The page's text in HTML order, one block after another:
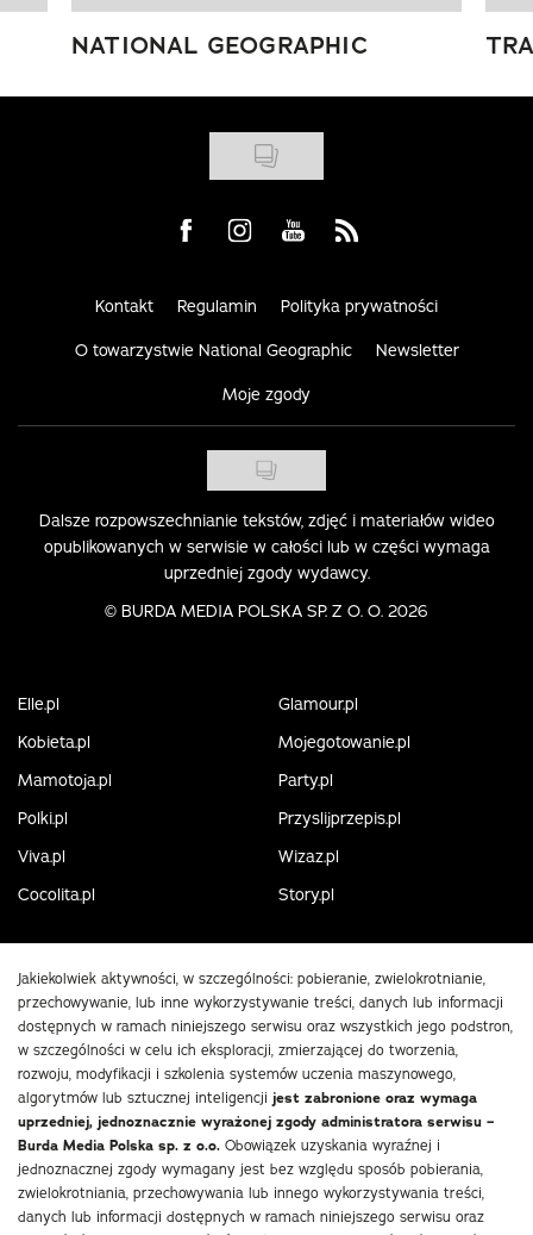
NATIONAL GEOGRAPHIC
Visit us on Facebook
Visit us on Instagram
Visit us on Youtube
Visit us on Rss
Kontakt Regulamin Polityka prywatności
O towarzystwie National Geographic Newsletter
Moje zgody
Dalsze rozpowszechnianie tekstów, zdjęć i materiałów wideo
opublikowanych w serwisie w całości lub w części wymaga
uprzedniej zgody wydawcy.
© BURDA MEDIA POLSKA SP. Z O. O. 2026
Elle.pl
Glamour.pl
Kobieta.pl
Mojegotowanie.pl
Mamotoja.pl
Party.pl
Polki.pl
Przyslijprzepis.pl
Viva.pl
Wizaz.pl
Cocolita.pl
Story.pl
Jakiekolwiek aktywności, w szczególności: pobieranie, zwielokrotnianie,
przechowywanie, lub inne wykorzystywanie treści, danych lub informacji
dostępnych w ramach niniejszego serwisu oraz wszystkich jego podstron,
w szczególności w celu ich eksploracji, zmierzającej do tworzenia,
rozwoju, modyfikacji i szkolenia systemów uczenia maszynowego,
algorytmów lub sztucznej inteligencji jest zabronione oraz wymaga
uprzedniej, jednoznacznie wyrażonej zgody administratora serwisu –
Burda Media Polska sp. z o.o. Obowiązek uzyskania wyraźnej i
jednoznacznej zgody wymagany jest bez względu sposób pobierania,
zwielokrotniania, przechowywania lub innego wykorzystywania treści,
danych lub informacji dostępnych w ramach niniejszego serwisu oraz